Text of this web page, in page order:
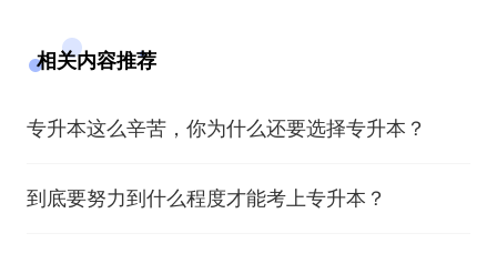
相关内容推荐
专升本这么辛苦，你为什么还要选择专升本？
到底要努力到什么程度才能考上专升本？